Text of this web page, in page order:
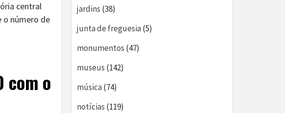
central
o número de
com o
jardins (38)
junta de freguesia(5)
monumentos (47)
museus (142)
música(74)
notícias (119)